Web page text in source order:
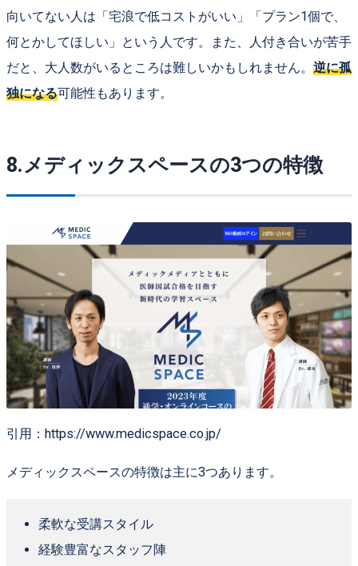
向いてない人は「宅浪で低コストがいい」「プラン1個で、
何とかしてほしい」という人です。また、人付き合いが苦手
だと、大人数がいるところは難しいかもしれません。 逆に孤
独になる可能性もあります。
8.メディックスペースの3つの特徴
引用：https://www.medicspace.co.jp/
メディックスペースの特徴は主に3つあります。
柔軟な受講スタイル
経験豊富なスタッフ陣